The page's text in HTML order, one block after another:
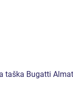
taška Bugatti